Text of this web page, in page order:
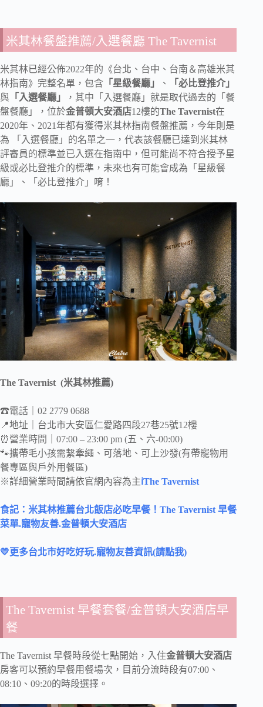
米其林餐盤推薦/入選餐廳 The Tavernist
米其林已經公佈2022年的《台北、台中、台南＆高雄米其
林指南》完整名單，包含 「星級餐廳」 、
「必比登推介」
與 「入選餐廳」
，其中「入選餐廳」就是取代過去的「餐
盤餐廳」，位於金普頓大安酒店12樓的The Tavernist在
2020年、2021年都有獲得米其林指南餐盤推薦，今年則是
為 「入選餐廳」的名單之一，代表該餐廳已達到米其林
評審員的標準並已入選在指南中，但可能尚不符合授予星
級或必比登推介的標準，未來也有可能會成為「星級餐
廳」、「必比登推介」唷！
The Tavernist (米其林推薦)
☎電話｜02 2779 0688
📍地址｜台北市大安區仁愛路四段27巷25號12樓
⏰營業時間｜07:00 – 23:00 pm (五、六-00:00)
🐾攜帶毛小孩需繫牽繩、可落地、可上沙發(有帶寵物用
餐專區與戶外用餐區)
※詳細營業時間請依官網內容為主ℹThe Tavernist
食記：米其林推薦台北飯店必吃早餐！The Tavernist 早餐
菜單.寵物友善.金普頓大安酒店
💛更多台北市好吃好玩.寵物友善資訊(請點我)
The Tavernist 早餐套餐/金普頓大安酒店早
餐
The Tavernist 早餐時段從七點開始，入住金普頓大安酒店
房客可以預約早餐用餐場次，目前分流時段有07:00、
08:10、09:20的時段選擇。